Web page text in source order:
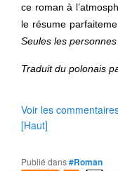
ce roman à
le résume
Seules les
Traduit du polonais
Voir les
[Haut]
Publié dans#Roman